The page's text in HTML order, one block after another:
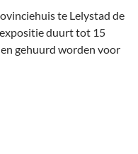
te Lelystad de
duurt tot 15
gehuurd worden voor